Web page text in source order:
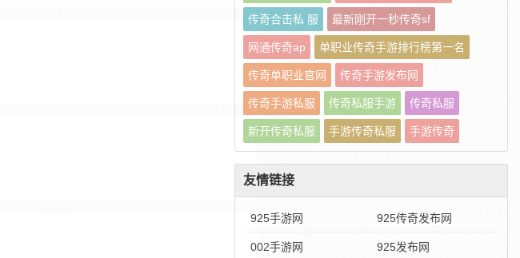
传奇合击私 服 最新刚开一秒传奇sf
网通传奇ap 单职业传奇手游排行榜第一名
传奇单职业官网 传奇手游发布网
传奇手游私服 传奇私服手游 传奇私服
新开传奇私服 手游传奇私服 手游传奇
友情链接
925手游网 925传奇发布网
002手游网 925发布网